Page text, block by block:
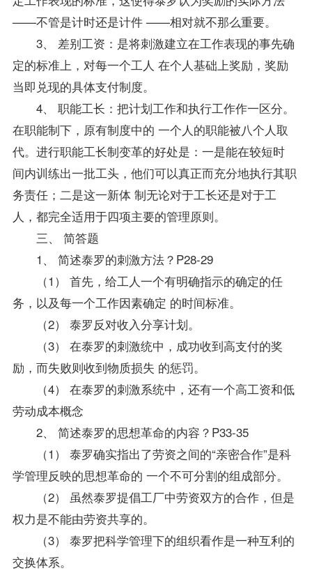
——不管是计时还是计件 ——相对就不那么重要。
3、 差别工资：是将刺激建立在工作表现的事先确
定的标准上，对每一个工人 在个人基础上奖励，奖励
当即兑现的具体支付制度。
4、 职能工长：把计划工作和执行工作作一区分。
在职能制下，原有制度中的 一个人的职能被八个人取
代。进行职能工长制变革的好处是：一是能在较短时
间内训练出一批工头，他们可以真正而充分地执行其职
务责任；二是这一新体 制无论对于工长还是对于工
人，都完全适用于四项主要的管理原则。
三、 简答题
1、 简述泰罗的刺激方法？P28-29
（1） 首先，给工人一个有明确指示的确定的任
务，以及每一个工作因素确定 的时间标准。
（2） 泰罗反对收入分享计划。
（3） 在泰罗的刺激统中，成功收到高支付的奖
励，而失败则收到物质损失 的惩罚。
（4） 在泰罗的刺激系统中，还有一个高工资和低
劳动成本概念
2、 简述泰罗的思想革命的内容？P33-35
（1） 泰罗确实指出了劳资之间的“亲密合作”是科
学管理反映的思想革命的 一个不可分割的组成部分。
（2） 虽然泰罗提倡工厂中劳资双方的合作，但是
权力是不能由劳资共享的。
（3） 泰罗把科学管理下的组织看作是一种互利的
交换体系。